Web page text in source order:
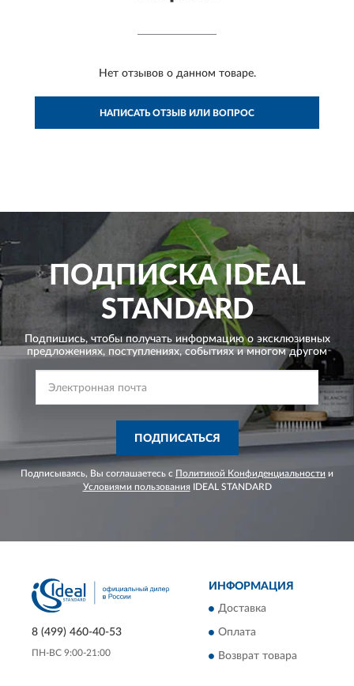
Нет отзывов о данном товаре.
НАПИСАТЬ ОТЗЫВ ИЛИ ВОПРОС
ПОДПИСКАIDEAL
STANDARD
Подпишись, чтобы получать информацию о эксклюзивных
предложениях, поступлениях, событиях и многом другом
ПОДПИСАТЬСЯ
Подписываясь, Вы соглашаетесь с Политикой Конфиденциальности и
Условиями пользования IDEAL STANDARD
8 (499) 460-40-53
ПН-ВС 9:00-21:00
ИНФОРМАЦИЯ
Доставка
Оплата
Возврат товара